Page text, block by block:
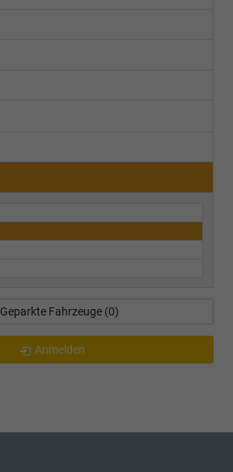
Geparkte Fahrzeuge (0)
Anmelden